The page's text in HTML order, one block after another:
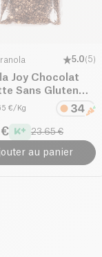
5.0(5)
Joy Chocolat
Sans Gluten
€/Kg
€ 23.65 €
au panier